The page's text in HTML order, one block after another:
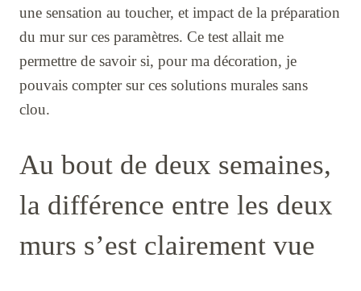
une sensation au toucher, et impact de la préparation
du mur sur ces paramètres. Ce test allait me
permettre de savoir si, pour ma décoration, je
pouvais compter sur ces solutions murales sans
clou.
Au bout de deux semaines,
la différence entre les deux
murs s’est clairement vue